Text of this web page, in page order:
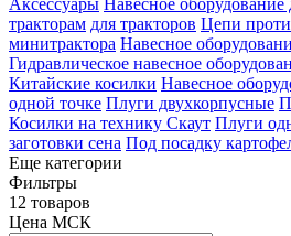
тракторам для тракторов Цепи
минитрактора Навесное
Гидравлическое навесное
Китайские косилки Навесное
одной точке Плуги двухкорпусные
Косилки на технику Скаут Плуги
заготовки сена Под посадку
Еще категории
Фильтры
12 товаров
Цена МСК